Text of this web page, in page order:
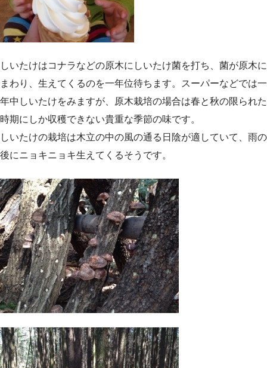
しいたけはコナラなどの原木にしいたけ菌を打ち、菌が原木に
まわり、生えてくるのを一年位待ちます。スーパーなどでは一
年中しいたけをみますが、原木栽培の場合は春と秋の限られた
時期にしか収穫できない貴重な季節の味です。
しいたけの栽培は木立の中の風の通る日陰が適していて、雨の
後にニョキニョキ生えてくるそうです。